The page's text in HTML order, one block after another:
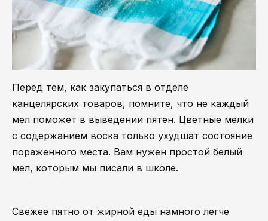
Перед тем, как закупаться в отделе
канцелярских товаров, помните, что не каждый
мел поможет в выведении пятен. Цветные мелки
с содержанием воска только ухудшат состояние
пораженного места. Вам нужен простой белый
мел, которым мы писали в школе.
Свежее пятно от жирной еды намного легче